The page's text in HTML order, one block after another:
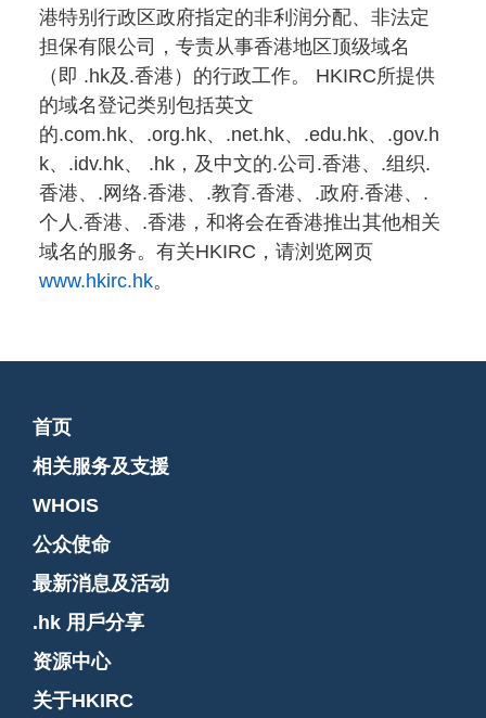
港特别行政区政府指定的非利润分配、非法定
担保有限公司，专责从事香港地区顶级域名
（即 .hk及.香港）的行政工作。 HKIRC所提供
的域名登记类别包括英文
的.com.hk、.org.hk、.net.hk、.edu.hk、.gov.h
k、.idv.hk、 .hk，及中文的.公司.香港、.组织.
香港、.网络.香港、.教育.香港、.政府.香港、.
个人.香港、.香港，和将会在香港推出其他相关
域名的服务。有关HKIRC，请浏览网页
www.hkirc.hk。
首页
相关服务及支援
WHOIS
公众使命
最新消息及活动
.hk 用戶分享
资源中心
关于HKIRC